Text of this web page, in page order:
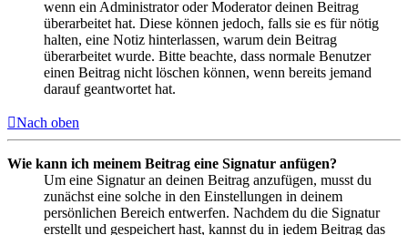
wenn ein Administrator oder Moderator deinen Beitrag
überarbeitet hat. Diese können jedoch, falls sie es für nötig
halten, eine Notiz hinterlassen, warum dein Beitrag
überarbeitet wurde. Bitte beachte, dass normale Benutzer
einen Beitrag nicht löschen können, wenn bereits jemand
darauf geantwortet hat.
Nach oben
Wie kann ich meinem Beitrag eine Signatur anfügen?
Um eine Signatur an deinen Beitrag anzufügen, musst du
zunächst eine solche in den Einstellungen in deinem
persönlichen Bereich entwerfen. Nachdem du die Signatur
erstellt und gespeichert hast, kannst du in jedem Beitrag das